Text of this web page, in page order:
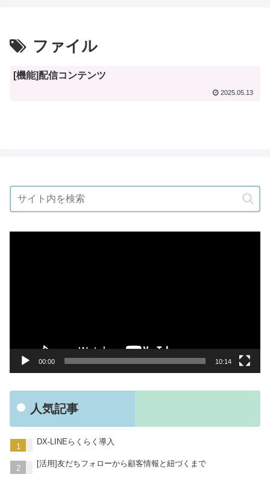
ファイル
[機能]配信コンテンツ
2025.05.13
00:00 10:14
人気記事
DX-LINEらくらく導入
[活用]友だちフォローから顧客情報と紐づくまで